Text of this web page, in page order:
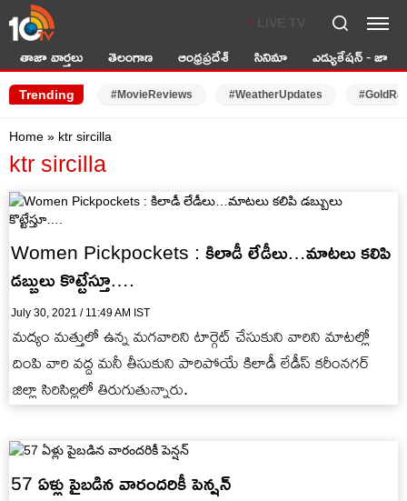
తాజా వార్తలు తెలంగాణ ఆంధ్రప్రదేశ్ సినిమా ఎడ్యుకేషన్ - జాబ్స్
Trending #MovieReviews #WeatherUpdates
Home » ktr sircilla
ktr sircilla
Women Pickpockets : కిలాడీ లేడీలు…మాటలు కలిపి
డబ్బులు కొట్టేస్తూ….
July 30, 2021 / 11:49 AM IST
మద్యం మత్తులో ఉన్న మగవారిని టార్గెట్ చేసుకుని వారిని మాటల్లో
దింపి వారి వద్ద మనీ తీసుకుని పారిపోయే కిలాడీ లేడీస్ కరీంనగర్
జిల్లా సిరిసిల్లలో తిరుగుతున్నారు.
57 ఏళ్లు పైబడిన వారందరికీ పెన్షన్